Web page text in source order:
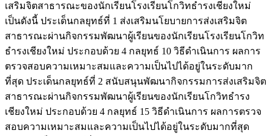
เสริมจิตสาธารณะของนักเรียนโรงเรียนโกวิทธำรงเชียงใหม่
เป็นดังนี้ ประเด็นกลยุทธ์ที่ 1 ส่งเสริมนโยบายการส่งเสริมจิต
สาธารณะผ่านกิจกรรมพัฒนาผู้เรียนของนักเรียนโรงเรียนโกวิท
ธำรงเชียงใหม่ ประกอบด้วย 4 กลยุทธ์ 10 วิธีดำเนินการ ผลการ
ตรวจสอบความเหมาะสมและความเป็นไปได้อยู่ในระดับมาก
ที่สุด ประเด็นกลยุทธ์ที่ 2 สนับสนุนพัฒนากิจกรรมการส่งเสริมจิต
สาธารณะผ่านกิจกรรมพัฒนาผู้เรียนของนักเรียนโกวิทธำรง
เชียงใหม่ ประกอบด้วย 4 กลยุทธ์ 15 วิธีดำเนินการ ผลการตรวจ
สอบความเหมาะสมและความเป็นไปได้อยู่ในระดับมากที่สุด